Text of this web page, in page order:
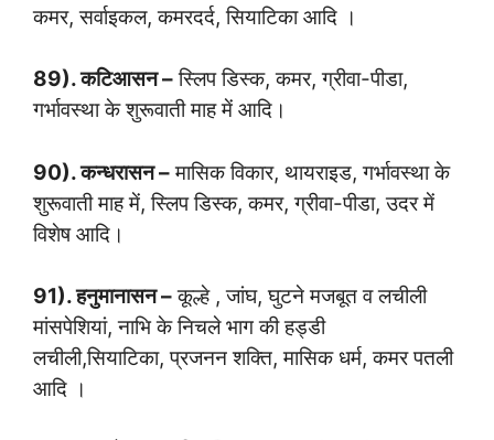
कमर, सर्वाइकल, कमरदर्द, सियाटिका आदि ।
89). कटिआसन –स्लिप डिस्क, कमर, ग्रीवा-पीडा,
गर्भावस्था के शुरूवाती माह में आदि।
90). कन्धरासन –मासिक विकार, थायराइड, गर्भावस्था के
शुरूवाती माह में, स्लिप डिस्क, कमर, ग्रीवा-पीडा, उदर में
विशेष आदि।
91). हनुमानासन –कूल्हे , जांघ, घुटने मजबूत व लचीली
मांसपेशियां, नाभि के निचले भाग की हड्डी
लचीली,सियाटिका, प्रजनन शक्ति, मासिक धर्म, कमर पतली
आदि ।